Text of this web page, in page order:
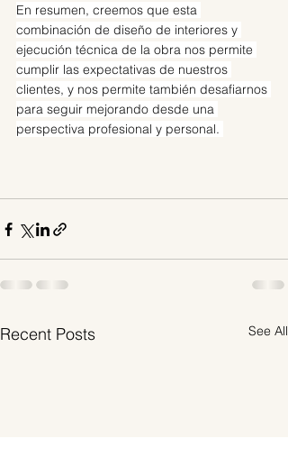
En resumen, creemos que esta
combinación de diseño de interiores y
ejecución técnica de la obra nos permite
cumplir las expectativas de nuestros
clientes, y nos permite también desafiarnos
para seguir mejorando desde una
perspectiva profesional y personal.
Recent Posts See All